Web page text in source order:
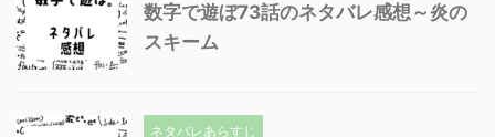
数字で遊ぼ73話のネタバレ感想～炎の
スキーム
ネタバレあらすじ